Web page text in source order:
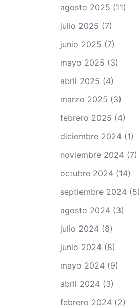
agosto 2025 (11)
julio 2025 (7)
junio 2025 (7)
mayo 2025 (3)
abril 2025 (4)
marzo 2025 (3)
febrero 2025 (4)
diciembre 2024 (1)
noviembre 2024 (7)
octubre 2024 (14)
septiembre 2024 (5)
agosto 2024 (3)
julio 2024 (8)
junio 2024 (8)
mayo 2024 (9)
abril 2024 (3)
febrero 2024 (2)